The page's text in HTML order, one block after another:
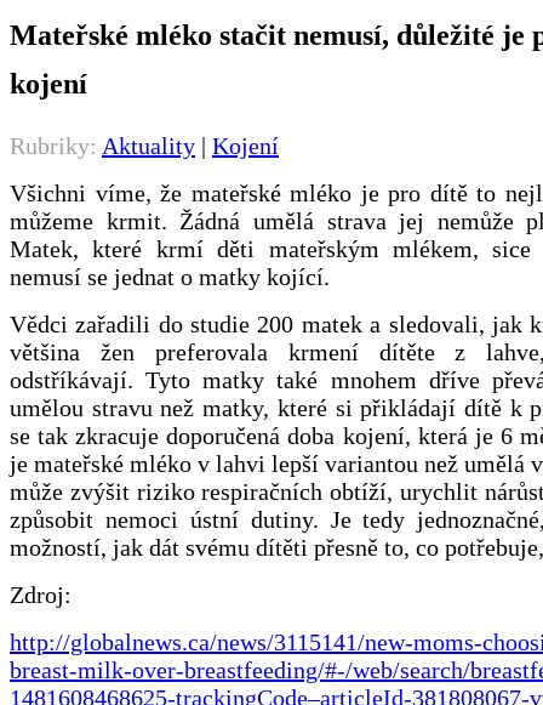
Mateřské mléko stačit nemusí, důležité je
kojení
Rubriky: Aktuality | Kojení
Všichni víme, že mateřské mléko je pro dítě to
můžeme krmit. Žádná umělá strava jej nemůže
Matek, které krmí děti mateřským mlékem, sice
nemusí se jednat o matky kojící.
Vědci zařadili do studie 200 matek a sledovali, jak
většina žen preferovala krmení dítěte z
odstříkávají. Tyto matky také mnohem dříve
umělou stravu než matky, které si přikládají dítě k
se tak zkracuje doporučená doba kojení, která je 6
je mateřské mléko v lahvi lepší variantou než umělá
může zvýšit riziko respiračních obtíží, urychlit
způsobit nemoci ústní dutiny. Je tedy
možností, jak dát svému dítěti přesně to, co
Zdroj:
http://globalnews.ca/news/3115141/new-moms-
breast-milk-over-breastfeeding/#-/web/search/
1481608468625-trackingCode–articleId-381808067-